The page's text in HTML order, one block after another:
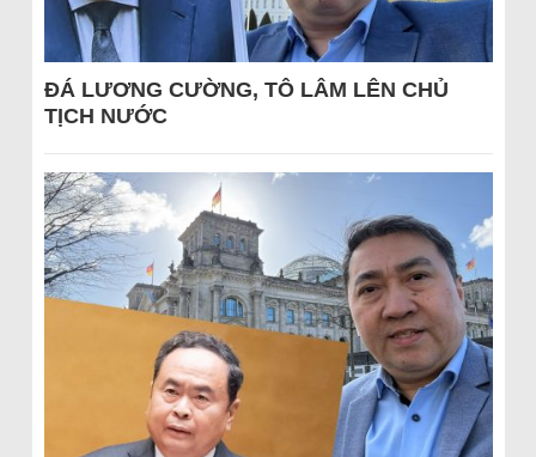
ĐÁ LƯƠNG CƯỜNG, TÔ LÂM LÊN CHỦ
TỊCH NƯỚC